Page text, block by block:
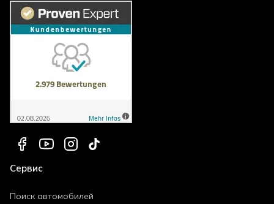
Сервис
Поиск автомобилей